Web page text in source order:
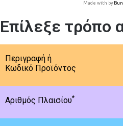
Made with by
Επίλεξε τρόπο
Περιγραφή ή
Κωδικό Προϊόντος
Αριθμός Πλαισίου*